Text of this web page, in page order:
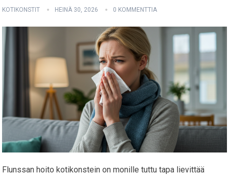
KOTIKONSTIT HEINÄ 30, 2026 0 KOMMENTTIA
Flunssan hoito kotikonstein on monille tuttu tapa lievittää